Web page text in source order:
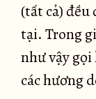
(tất cả) đều
tại. Trong
như vậy
các hương